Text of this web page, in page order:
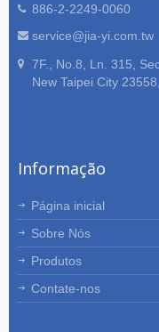
886-2-2249-0060
service@jia-yi.com.tw
7F., No.8, Ln. 315,
New Taipei City
Informação
Página inicial
Sobre Nós
Produtos
Contate-nos